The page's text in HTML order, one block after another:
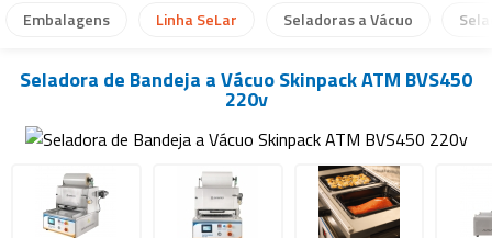
Embalagens Linha SeLar Seladoras a Vácuo
Seladora de Bandeja a Vácuo Skinpack ATM BVS450
220v